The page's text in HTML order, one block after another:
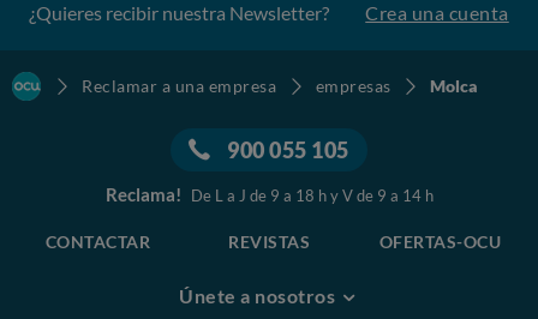
¿Quieres recibir nuestra Newsletter? Crea una cuenta
Reclamar a una empresa empresas Molca
900 055 105
Reclama! De L a J de 9 a 18 h y V de 9 a 14 h
CONTACTAR REVISTAS OFERTAS-OCU
Únete a nosotros